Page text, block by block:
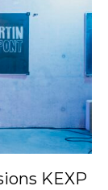
KEXP